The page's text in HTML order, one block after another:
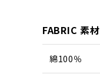
FABRIC 素材
綿100％